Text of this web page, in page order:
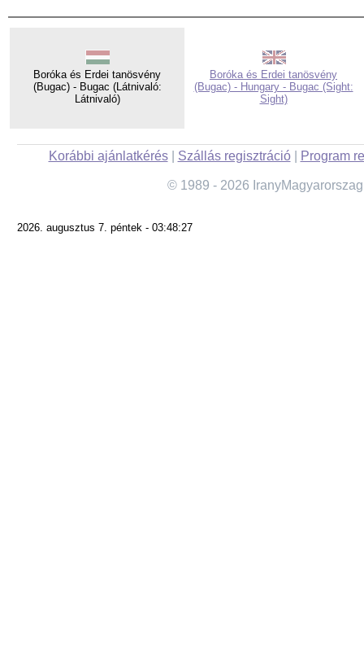
Boróka és Erdei tanösvény
(Bugac) - Bugac (Látnivaló:
Látnivaló)
Boróka és Erdei tanösvény
(Bugac) - Hungary - Bugac (Sight:
Sight)
Korábbi ajánlatkérés| Szállás regisztráció| Program
© 1989 - 2026
2026. augusztus 7. péntek - 03:48:27